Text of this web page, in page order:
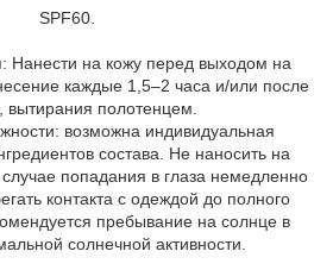
SPF60.
Нанести на кожу перед выходом на
каждые 1,5–2 часа и/или после
вытирания полотенцем.
возможна индивидуальная
состава. Не наносить на
случае попадания в глаза немедленно
контакта с одеждой до полного
пребывание на солнце в
солнечной активности.